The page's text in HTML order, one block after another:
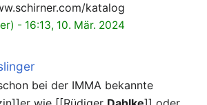
katalog
- 16:13, 10. Mär. 2024
bei der IMMA bekannte